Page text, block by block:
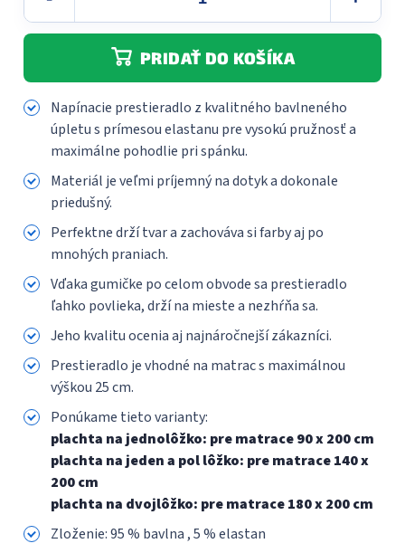
PRIDAŤ DO KOŠÍKA
Napínacie prestieradlo z kvalitného bavlneného
úpletu s prímesou elastanu pre vysokú pružnosť a
maximálne pohodlie pri spánku.
Materiál je veľmi príjemný na dotyk a dokonale
priedušný.
Perfektne drží tvar a zachováva si farby aj po
mnohých praniach.
Vďaka gumičke po celom obvode sa prestieradlo
ľahko povlieka, drží na mieste a nezhŕňa sa.
Jeho kvalitu ocenia aj najnáročnejší zákazníci.
Prestieradlo je vhodné na matrac s maximálnou
výškou 25 cm.
Ponúkame tieto varianty:
plachta na jednolôžko: pre matrace 90 x 200 cm
plachta na jeden a pol lôžko: pre matrace 140 x
200 cm
plachta na dvojlôžko: pre matrace 180 x 200 cm
Zloženie:95 % bavlna , 5 % elastan